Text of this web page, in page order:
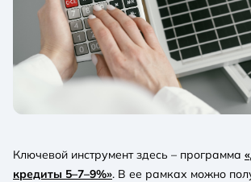
Ключевой инструмент здесь – программа
кредиты 5–7–9%». В ее рамках можно